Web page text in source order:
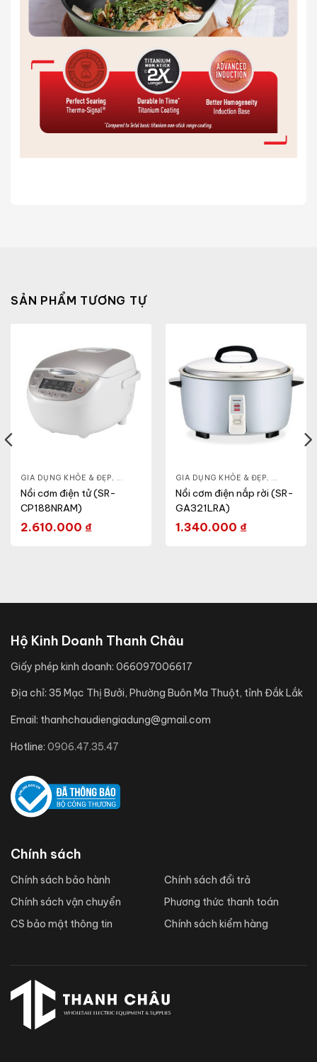
SẢN PHẨM TƯƠNG TỰ
GIA DỤNG KHỎE & ĐẸP, NỒI - ẤM - CA - BÌNH, NỒI CƠM ĐIỆN
Nồi cơm điện tử (SR-
CP188NRAM)
2.610.000 ₫
GIA DỤNG KHỎE & ĐẸP, NỒI - ẤM -
Nồi cơm điện nắp rời (SR-
GA321LRA)
1.340.000 ₫
CA - BÌNH, NỒI CƠM ĐIỆN
Hộ Kinh Doanh Thanh Châu
Giấy phép kinh doanh: 066097006617
Địa chỉ: 35 Mạc Thị Bưởi, Phường Buôn Ma Thuột, tỉnh Đắk Lắk
Email: thanhchaudiengiadung@gmail.com
Hotline: 0906.47.35.47
Chính sách
Chính sách bảo hành
Chính sách vận chuyển
CS bảo mật thông tin
Chính sách đổi trả
Phương thức thanh toán
Chính sách kiểm hàng